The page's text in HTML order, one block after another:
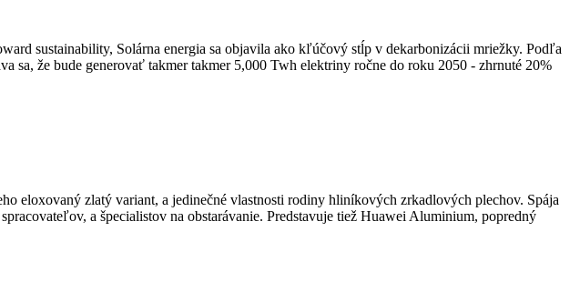
sustainability, Solárna energia sa objavila ako kľúčový stĺp v dekarbonizácii mriežky. Podľa
sa, že bude generovať takmer takmer 5,000 Twh elektriny ročne do roku 2050 - zhrnuté 20%
eloxovaný zlatý variant, a jedinečné vlastnosti rodiny hliníkových zrkadlových plechov. Spája
a špecialistov na obstarávanie. Predstavuje tiež Huawei Aluminium, popredný